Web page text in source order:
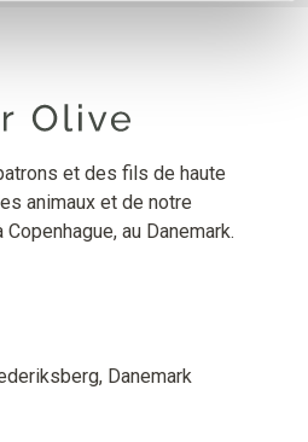
et des fils de haute
animaux et de notre
au Danemark.
Danemark